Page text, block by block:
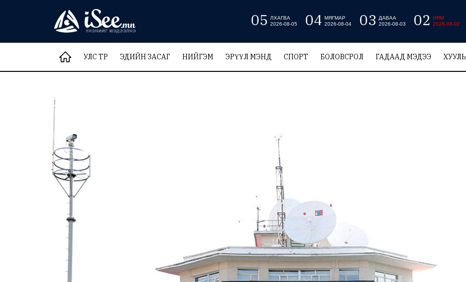
05
ЛХАГВА
2026-08-05
04 МЯГМАР
2026-08-04
03
ДАВАА
2026-08-03
02
НЯМ
2026-08-02
УЛС ТӨР ЭДИЙН ЗАСАГ НИЙГЭМ ЭРҮҮЛ МЭНД СПОРТ БОЛОВСРОЛ ГАДААД МЭДЭЭ ХУУЛЬ